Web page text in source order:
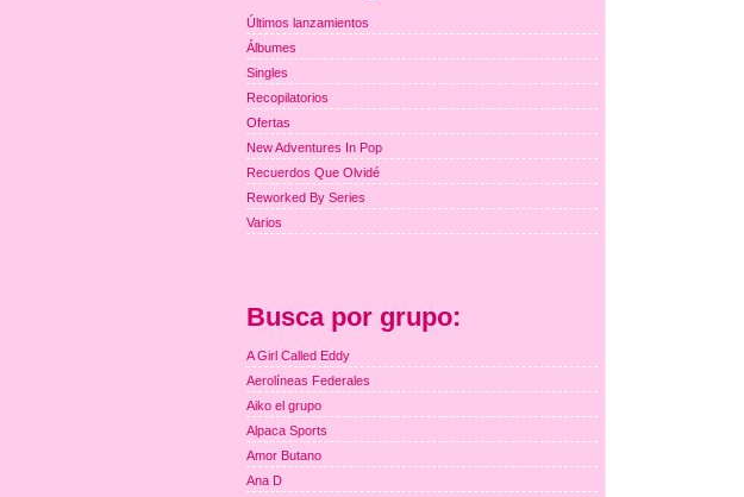
Últimos lanzamientos
Álbumes
Singles
Recopilatorios
Ofertas
New Adventures In Pop
Recuerdos Que Olvidé
Reworked By Series
Varios
Busca por grupo:
A Girl Called Eddy
Aerolíneas Federales
Aiko el grupo
Alpaca Sports
Amor Butano
Ana D